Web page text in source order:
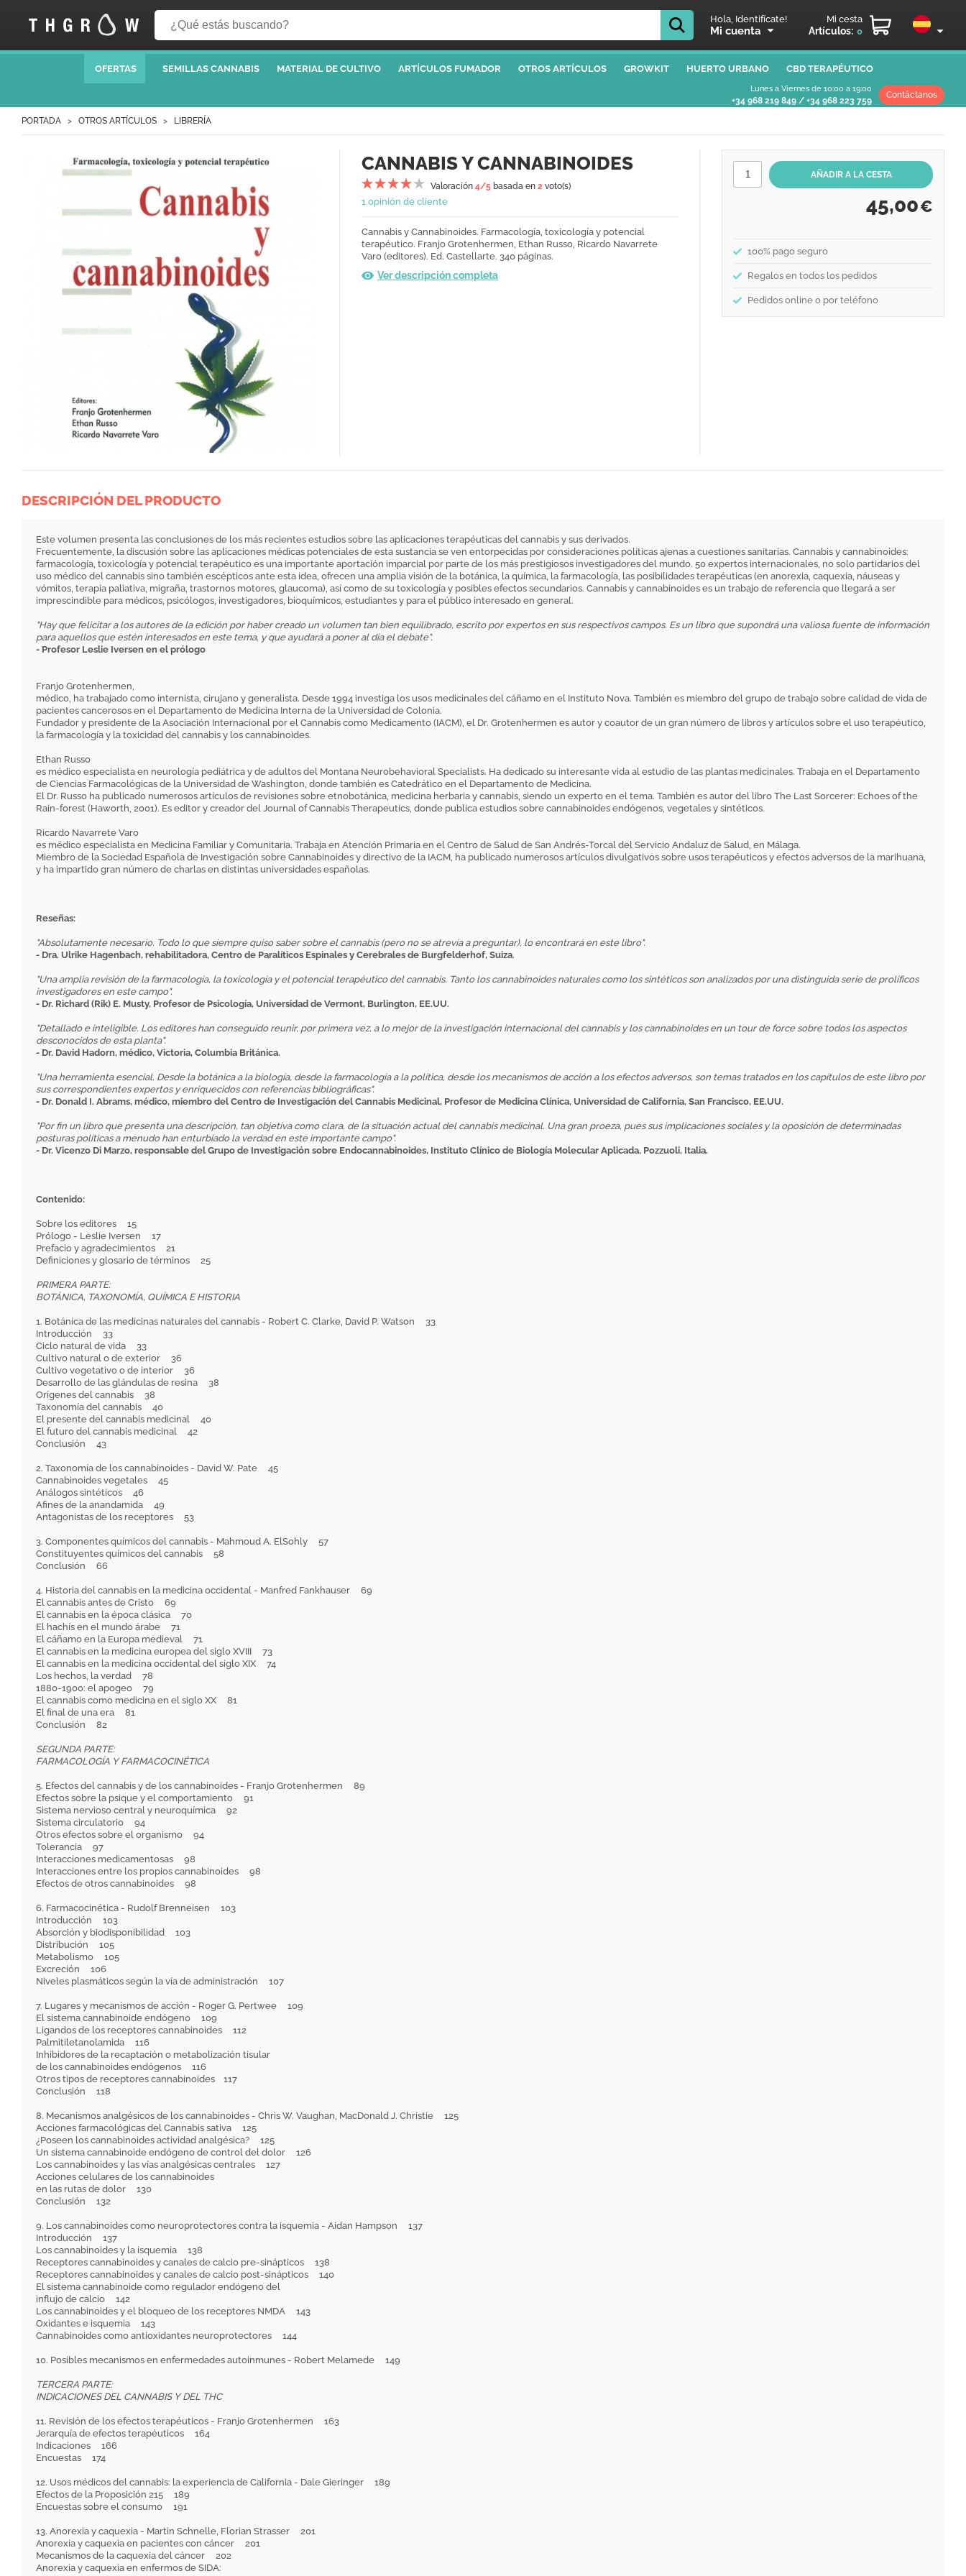
Hola, Identifícate!
Mi cuenta
Mi cesta
Artículos: 0
OFERTAS SEMILLAS CANNABIS MATERIAL DE CULTIVO ARTÍCULOS FUMADOR OTROS ARTÍCULOS GROWKIT HUERTO URBANO CBD TERAPÉUTICO
Lunes a Viernes de 10:00 a 19:00
+34 968 219 849 / +34 968 223 759
Contáctanos
PORTADA OTROS ARTÍCULOS LIBRERÍA
CANNABIS Y CANNABINOIDES
Valoración 4/5 basada en 2 voto(s)
1 opinión de cliente
Cannabis y Cannabinoides. Farmacología, toxicología y potencial
terapéutico. Franjo Grotenhermen, Ethan Russo, Ricardo Navarrete
Varo (editores). Ed. Castellarte. 340 páginas.
Ver descripción completa
45,00€
100% pago seguro
Regalos en todos los pedidos
Pedidos online o por teléfono
DESCRIPCIÓN DEL PRODUCTO
Este volumen presenta las conclusiones de los más recientes estudios sobre las aplicaciones terapéuticas del cannabis y sus derivados.
Frecuentemente, la discusión sobre las aplicaciones médicas potenciales de esta sustancia se ven entorpecidas por consideraciones políticas ajenas a cuestiones sanitarias. Cannabis y cannabinoides:
farmacología, toxicología y potencial terapéutico es una importante aportación imparcial por parte de los más prestigiosos investigadores del mundo. 50 expertos internacionales, no solo partidarios del
uso médico del cannabis sino también escépticos ante esta idea, ofrecen una amplia visión de la botánica, la química, la farmacología, las posibilidades terapéuticas (en anorexia, caquexia, náuseas y
vómitos, terapia paliativa, migraña, trastornos motores, glaucoma), así como de su toxicología y posibles efectos secundarios. Cannabis y cannabinoides es un trabajo de referencia que llegará a ser
imprescindible para médicos, psicólogos, investigadores, bioquímicos, estudiantes y para el público interesado en general.
"Hay que felicitar a los autores de la edición por haber creado un volumen tan bien equilibrado, escrito por expertos en sus respectivos campos. Es un libro que supondrá una valiosa fuente de información
para aquellos que estén interesados en este tema, y que ayudará a poner al día el debate".
- Profesor Leslie Iversen en el prólogo
Franjo Grotenhermen,
médico, ha trabajado como internista, cirujano y generalista. Desde 1994 investiga los usos medicinales del cáñamo en el Instituto Nova. También es miembro del grupo de trabajo sobre calidad de vida de
pacientes cancerosos en el Departamento de Medicina Interna de la Universidad de Colonia.
Fundador y presidente de la Asociación Internacional por el Cannabis como Medicamento (IACM), el Dr. Grotenhermen es autor y coautor de un gran número de libros y artículos sobre el uso terapéutico,
la farmacología y la toxicidad del cannabis y los cannabinoides.
Ethan Russo
es médico especialista en neurología pediátrica y de adultos del Montana Neurobehavioral Specialists. Ha dedicado su interesante vida al estudio de las plantas medicinales. Trabaja en el Departamento
de Ciencias Farmacológicas de la Universidad de Washington, donde también es Catedrático en el Departamento de Medicina.
El Dr. Russo ha publicado numerosos artículos de revisiones sobre etnobotánica, medicina herbaria y cannabis, siendo un experto en el tema. También es autor del libro The Last Sorcerer: Echoes of the
Rain-forest (Haworth, 2001). Es editor y creador del Journal of Cannabis Therapeutics, donde publica estudios sobre cannabinoides endógenos, vegetales y sintéticos.
Ricardo Navarrete Varo
es médico especialista en Medicina Familiar y Comunitaria. Trabaja en Atención Primaria en el Centro de Salud de San Andrés-Torcal del Servicio Andaluz de Salud, en Málaga.
Miembro de la Sociedad Española de Investigación sobre Cannabinoides y directivo de la IACM, ha publicado numerosos artículos divulgativos sobre usos terapéuticos y efectos adversos de la marihuana,
y ha impartido gran número de charlas en distintas universidades españolas.
Reseñas:
"Absolutamente necesario. Todo lo que siempre quiso saber sobre el cannabis (pero no se atrevía a preguntar), lo encontrará en este libro".
- Dra. Ulrike Hagenbach, rehabilitadora, Centro de Paralíticos Espinales y Cerebrales de Burgfelderhof, Suiza.
"Una amplia revisión de la farmacología, la toxicología y el potencial terapéutico del cannabis. Tanto los cannabinoides naturales como los sintéticos son analizados por una distinguida serie de prolíficos
investigadores en este campo".
- Dr. Richard (Rik) E. Musty, Profesor de Psicología, Universidad de Vermont, Burlington, EE.UU.
"Detallado e inteligible. Los editores han conseguido reunir, por primera vez, a lo mejor de la investigación internacional del cannabis y los cannabinoides en un tour de force sobre todos los aspectos
desconocidos de esta planta".
- Dr. David Hadorn, médico, Victoria, Columbia Británica.
"Una herramienta esencial. Desde la botánica a la biología, desde la farmacología a la política, desde los mecanismos de acción a los efectos adversos, son temas tratados en los capítulos de este libro por
sus correspondientes expertos y enriquecidos con referencias bibliográficas".
- Dr. Donald I. Abrams, médico, miembro del Centro de Investigación del Cannabis Medicinal, Profesor de Medicina Clínica, Universidad de California, San Francisco, EE.UU.
"Por fin un libro que presenta una descripción, tan objetiva como clara, de la situación actual del cannabis medicinal. Una gran proeza, pues sus implicaciones sociales y la oposición de determinadas
posturas políticas a menudo han enturbiado la verdad en este importante campo".
- Dr. Vicenzo Di Marzo, responsable del Grupo de Investigación sobre Endocannabinoides, Instituto Clínico de Biología Molecular Aplicada, Pozzuoli, Italia.
Contenido:
Sobre los editores 15
Prólogo - Leslie Iversen 17
Prefacio y agradecimientos 21
Definiciones y glosario de términos 25
PRIMERA PARTE:
BOTÁNICA, TAXONOMÍA, QUÍMICA E HISTORIA
1. Botánica de las medicinas naturales del cannabis - Robert C. Clarke, David P. Watson 33
Introducción 33
Ciclo natural de vida 33
Cultivo natural o de exterior 36
Cultivo vegetativo o de interior 36
Desarrollo de las glándulas de resina 38
Orígenes del cannabis 38
Taxonomía del cannabis 40
El presente del cannabis medicinal 40
El futuro del cannabis medicinal 42
Conclusión 43
2. Taxonomía de los cannabinoides - David W. Pate 45
Cannabinoides vegetales 45
Análogos sintéticos 46
Afines de la anandamida 49
Antagonistas de los receptores 53
3. Componentes químicos del cannabis - Mahmoud A. ElSohly 57
Constituyentes químicos del cannabis 58
Conclusión 66
4. Historia del cannabis en la medicina occidental - Manfred Fankhauser 69
El cannabis antes de Cristo 69
El cannabis en la época clásica 70
El hachís en el mundo árabe 71
El cáñamo en la Europa medieval 71
El cannabis en la medicina europea del siglo XVIII 73
El cannabis en la medicina occidental del siglo XIX 74
Los hechos, la verdad 78
1880-1900: el apogeo 79
El cannabis como medicina en el siglo XX 81
El final de una era 81
Conclusión 82
SEGUNDA PARTE:
FARMACOLOGÍA Y FARMACOCINÉTICA
5. Efectos del cannabis y de los cannabinoides - Franjo Grotenhermen 89
Efectos sobre la psique y el comportamiento 91
Sistema nervioso central y neuroquímica 92
Sistema circulatorio 94
Otros efectos sobre el organismo 94
Tolerancia 97
Interacciones medicamentosas 98
Interacciones entre los propios cannabinoides 98
Efectos de otros cannabinoides 98
6. Farmacocinética - Rudolf Brenneisen 103
Introducción 103
Absorción y biodisponibilidad 103
Distribución 105
Metabolismo 105
Excreción 106
Niveles plasmáticos según la vía de administración 107
7. Lugares y mecanismos de acción - Roger G. Pertwee 109
El sistema cannabinoide endógeno 109
Ligandos de los receptores cannabinoides 112
Palmitiletanolamida 116
Inhibidores de la recaptación o metabolización tisular
de los cannabinoides endógenos 116
Otros tipos de receptores cannabinoides 117
Conclusión 118
8. Mecanismos analgésicos de los cannabinoides - Chris W. Vaughan, MacDonald J. Christie 125
Acciones farmacológicas del Cannabis sativa 125
¿Poseen los cannabinoides actividad analgésica? 125
Un sistema cannabinoide endógeno de control del dolor 126
Los cannabinoides y las vías analgésicas centrales 127
Acciones celulares de los cannabinoides
en las rutas de dolor 130
Conclusión 132
9. Los cannabinoides como neuroprotectores contra la isquemia - Aidan Hampson 137
Introducción 137
Los cannabinoides y la isquemia 138
Receptores cannabinoides y canales de calcio pre-sinápticos 138
Receptores cannabinoides y canales de calcio post-sinápticos 140
El sistema cannabinoide como regulador endógeno del
influjo de calcio 142
Los cannabinoides y el bloqueo de los receptores NMDA 143
Oxidantes e isquemia 143
Cannabinoides como antioxidantes neuroprotectores 144
10. Posibles mecanismos en enfermedades autoinmunes - Robert Melamede 149
TERCERA PARTE:
INDICACIONES DEL CANNABIS Y DEL THC
11. Revisión de los efectos terapéuticos - Franjo Grotenhermen 163
Jerarquía de efectos terapéuticos 164
Indicaciones 166
Encuestas 174
12. Usos médicos del cannabis: la experiencia de California - Dale Gieringer 189
Efectos de la Proposición 215 189
Encuestas sobre el consumo 191
13. Anorexia y caquexia - Martin Schnelle, Florian Strasser 201
Anorexia y caquexia en pacientes con cáncer 201
Mecanismos de la caquexia del cáncer 202
Anorexia y caquexia en enfermos de SIDA: